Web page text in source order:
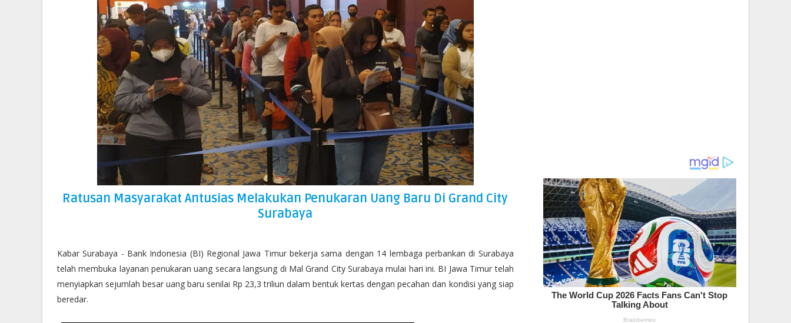
Ratusan Masyarakat Antusias Melakukan Penukaran Uang Baru Di Grand City
Surabaya
Kabar Surabaya - Bank Indonesia (BI) Regional Jawa Timur bekerja sama dengan 14 lembaga perbankan di Surabaya
telah membuka layanan penukaran uang secara langsung di Mal Grand City Surabaya mulai hari ini. BI Jawa Timur telah
menyiapkan sejumlah besar uang baru senilai Rp 23,3 triliun dalam bentuk kertas dengan pecahan dan kondisi yang siap
beredar.